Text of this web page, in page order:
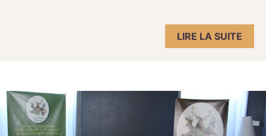
LIRE LA SUITE